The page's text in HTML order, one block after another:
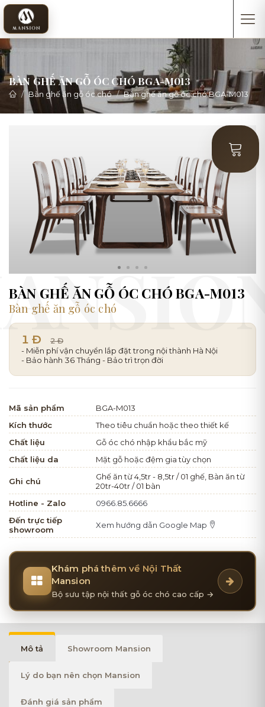
BÀN GHẾ ĂN GỖ ÓC CHÓ BGA-M013
Bàn ghế ăn gỗ óc chó Bàn ghế ăn gỗ óc chó BGA-M013
BÀN GHẾ ĂN GỖ ÓC CHÓ BGA-M013
Bàn ghế ăn gỗ óc chó
1 Đ 2 Đ
- Miễn phí vận chuyển lắp đặt trong nội thành Hà Nội
- Bảo hành 36 Tháng - Bảo trì trọn đời
Mã sản phẩm
BGA-M013
Kích thước
Theo tiêu chuẩn hoặc theo thiết kế
Chất liệu
Gỗ óc chó nhập khẩu bắc mỹ
Chất liệu da
Mặt gỗ hoặc đệm gia tùy chọn
Ghi chú
Ghế ăn từ 4,5tr - 8,5tr / 01 ghế, Bàn ăn từ
20tr-40tr / 01 bàn
Hotline - Zalo
0966.85.6666
Đến trực tiếp
showroom
Xem hướng dẫn Google Map
Khám phá thêm về Nội Thất
Mansion
Bộ sưu tập nội thất gỗ óc chó cao cấp →
Mô tả Showroom Mansion
Lý do bạn nên chọn Mansion
Đánh giá sản phẩm